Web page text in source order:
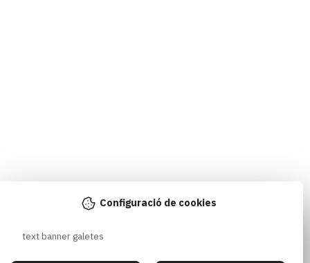
Configuració de cookies
text banner galetes